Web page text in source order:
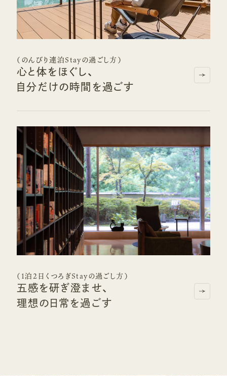
（のんびり連泊Stayの過ごし方）
心と体をほぐし、
自分だけの時間を過ごす
（1泊2日くつろぎStayの過ごし方）
五感を研ぎ澄ませ、
理想の日常を過ごす